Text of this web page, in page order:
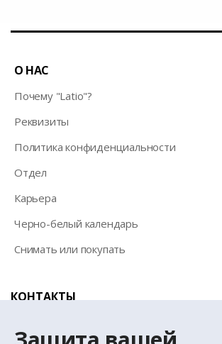
О НАС
Почему "Latio"?
Pеквизиты
Политика конфиденциальности
Отдел
Карьера
Черно-белый календарь
Снимать или покупать
КОНТАКТЫ